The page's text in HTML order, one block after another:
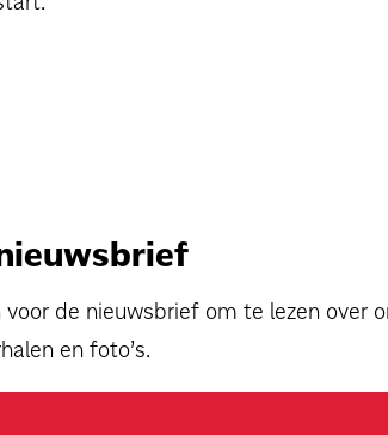
de nieuwsbrief om te lezen over
en foto’s.